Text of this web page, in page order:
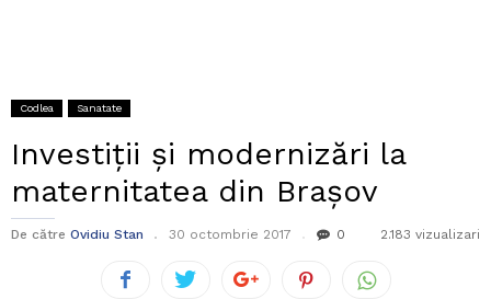
Codlea Sanatate
Investiții și modernizări la
maternitatea din Brașov
De către Ovidiu Stan 30 octombrie 2017 0 2.183 vizualizari